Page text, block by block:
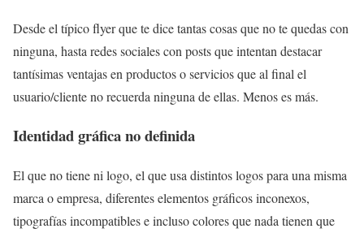
Desde el típico flyer que te dice tantas cosas que no te quedas con
ninguna, hasta redes sociales con posts que intentan destacar
tantísimas ventajas en productos o servicios que al final el
usuario/cliente no recuerda ninguna de ellas. Menos es más.
Identidad gráfica no definida
El que no tiene ni logo, el que usa distintos logos para una misma
marca o empresa, diferentes elementos gráficos inconexos,
tipografías incompatibles e incluso colores que nada tienen que